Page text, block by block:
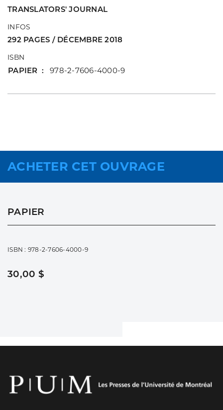
TRANSLATORS' JOURNAL
INFOS
292 PAGES / DÉCEMBRE 2018
ISBN
PAPIER 978-2-7606-4000-9
ACHETER CET OUVRAGE
PAPIER
ISBN : 978-2-7606-4000-9
30,00 $